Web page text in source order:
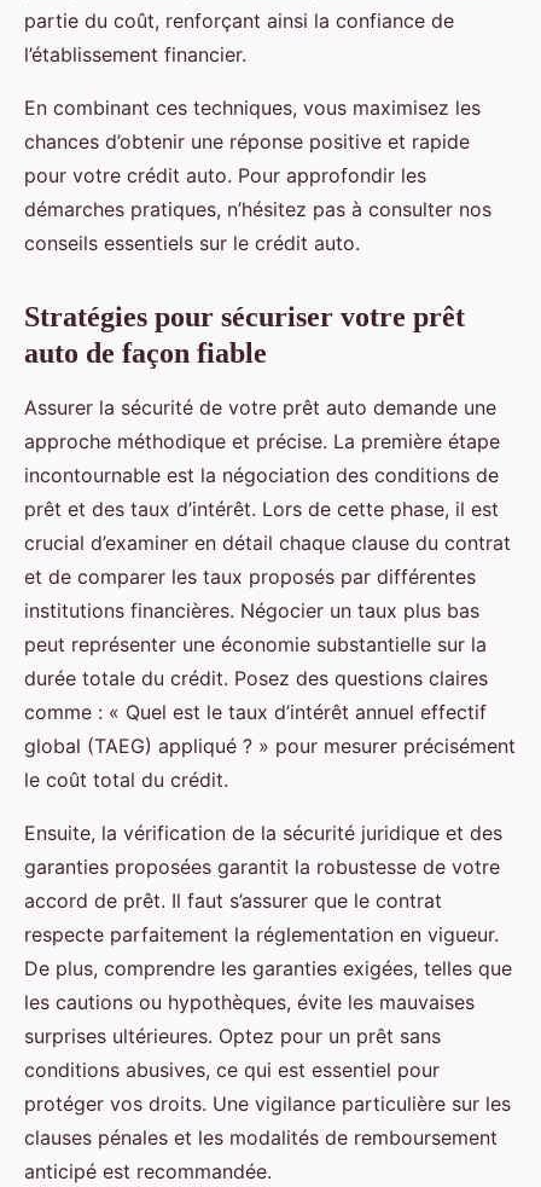
partie du coût, renforçant ainsi la confiance de
l’établissement financier.
En combinant ces techniques, vous maximisez les
chances d’obtenir une réponse positive et rapide
pour votre crédit auto. Pour approfondir les
démarches pratiques, n’hésitez pas à consulter nos
conseils essentiels sur le crédit auto.
Stratégies pour sécuriser votre prêt
auto de façon fiable
Assurer la sécurité de votre prêt auto demande une
approche méthodique et précise. La première étape
incontournable est la négociation des conditions de
prêt et des taux d’intérêt. Lors de cette phase, il est
crucial d’examiner en détail chaque clause du contrat
et de comparer les taux proposés par différentes
institutions financières. Négocier un taux plus bas
peut représenter une économie substantielle sur la
durée totale du crédit. Posez des questions claires
comme : « Quel est le taux d’intérêt annuel effectif
global (TAEG) appliqué ? » pour mesurer précisément
le coût total du crédit.
Ensuite, la vérification de la sécurité juridique et des
garanties proposées garantit la robustesse de votre
accord de prêt. Il faut s’assurer que le contrat
respecte parfaitement la réglementation en vigueur.
De plus, comprendre les garanties exigées, telles que
les cautions ou hypothèques, évite les mauvaises
surprises ultérieures. Optez pour un prêt sans
conditions abusives, ce qui est essentiel pour
protéger vos droits. Une vigilance particulière sur les
clauses pénales et les modalités de remboursement
anticipé est recommandée.